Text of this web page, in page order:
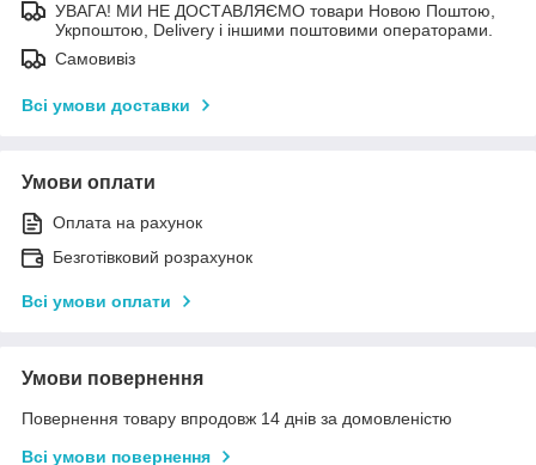
УВАГА! МИ НЕ ДОСТАВЛЯЄМО товари Новою Поштою,
Укрпоштою, Delivery і іншими поштовими операторами.
Самовивіз
Всі умови доставки
Умови оплати
Оплата на рахунок
Безготівковий розрахунок
Всі умови оплати
Умови повернення
Повернення товару впродовж 14 днів за домовленістю
Всі умови повернення